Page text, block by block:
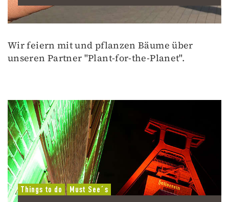
Wir feiern mit und pflanzen Bäume über
unseren Partner "Plant-for-the-Planet".
Things to do Must See´s